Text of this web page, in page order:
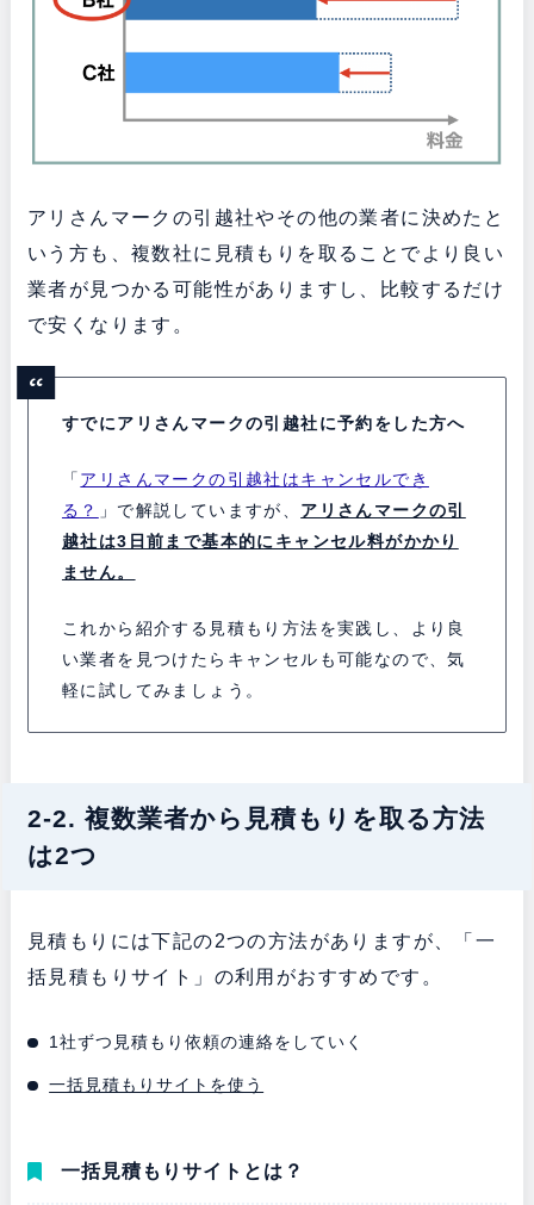
アリさんマークの引越社やその他の業者に決めたと
いう方も、複数社に見積もりを取ることでより良い
業者が見つかる可能性がありますし、比較するだけ
で安くなります。
すでにアリさんマークの引越社に予約をした方へ
「 アリさんマークの引越社はキャンセルでき
る？
」で解説していますが、 アリさんマークの引
越社は3日前まで基本的にキャンセル料がかかり
ません。
これから紹介する見積もり方法を実践し、より良
い業者を見つけたらキャンセルも可能なので、気
軽に試してみましょう。
2-2. 複数業者から見積もりを取る方法
は2つ
見積もりには下記の2つの方法がありますが、「一
括見積もりサイト」の利用がおすすめです。
1社ずつ見積もり依頼の連絡をしていく
一括見積もりサイトを使う
一括見積もりサイトとは？